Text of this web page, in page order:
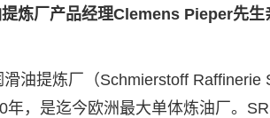
炼厂产品经理Clemens Pieper先生
提炼厂（Schmierstoff Raffinerie
，是迄今欧洲最大单体炼油厂。